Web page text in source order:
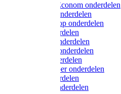
Aesculap/Econom onderdelen
Hauptner onderdelen
Lister/Liscop onderdelen
Eider onderdelen
Heiniger onderdelen
Constanta onderdelen
Moser onderdelen
Farm Clipper onderdelen
Oster onderdelen
TailWell onderdelen